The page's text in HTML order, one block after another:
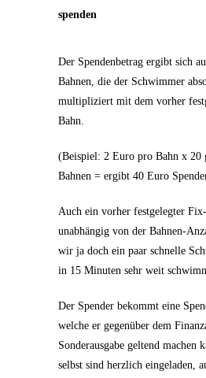
spenden
Der Spendenbetrag ergibt sich
Bahnen, die der Schwimmer
multipliziert mit dem vorher
Bahn.
(Beispiel: 2 Euro pro Bahn x 20
Bahnen = ergibt 40 Euro
Auch ein vorher festgelegter
unabhängig von der Bahnen-
wir ja doch ein paar schnelle
in 15 Minuten sehr weit
Der Spender bekommt eine
welche er gegenüber dem
Sonderausgabe geltend machen
selbst sind herzlich eingeladen,